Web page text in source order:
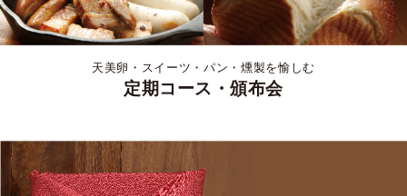
天美卵・スイーツ・パン・燻製を愉しむ
定期コース・頒布会